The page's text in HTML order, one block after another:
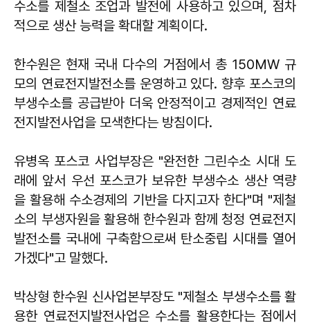
수소를 제철소 조업과 발전에 사용하고 있으며, 점차
적으로 생산 능력을 확대할 계획이다.
한수원은 현재 국내 다수의 거점에서 총 150MW 규
모의 연료전지발전소를 운영하고 있다. 향후 포스코의
부생수소를 공급받아 더욱 안정적이고 경제적인 연료
전지발전사업을 모색한다는 방침이다.
유병옥 포스코 사업부장은 "완전한 그린수소 시대 도
래에 앞서 우선 포스코가 보유한 부생수소 생산 역량
을 활용해 수소경제의 기반을 다지고자 한다"며 "제철
소의 부생자원을 활용해 한수원과 함께 청정 연료전지
발전소를 국내에 구축함으로써 탄소중립 시대를 열어
가겠다"고 말했다.
박상형 한수원 신사업본부장도 "제철소 부생수소를 활
용한 연료전지발전사업은 수소를 활용한다는 점에서